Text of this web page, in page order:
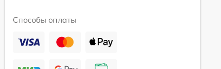
Способы оплаты